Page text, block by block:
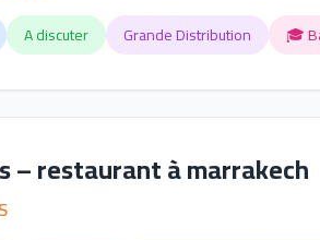
A discuter Grande Distribution 🎓
– restaurant à marrakech